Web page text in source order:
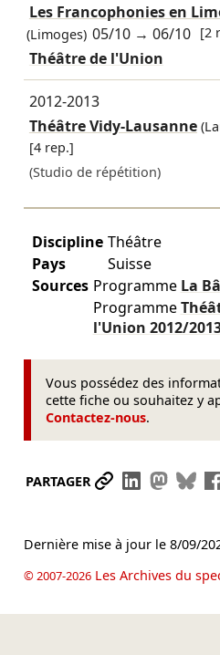
Les Francophonies en
(Limoges) 05/10 →06/10 [2
Théâtre de l'Union
2012-2013
Théâtre Vidy-Lausanne
[4 rep.]
(Studio de répétition)
Discipline Théâtre
Pays
Suisse
Sources Programme La
Programme
l'Union 2012/
Vous possédez des
cette fiche ou souhaitez y
Contactez-nous.
PARTAGER Partager le lien
Partager
Dernière mise à jour le 8/09/
© 2007-2026Les Archives du